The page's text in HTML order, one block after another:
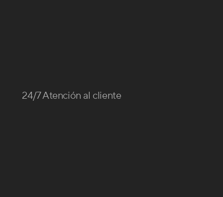
24/7 Atención al cliente